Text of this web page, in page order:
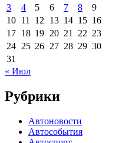
3
4 5 6 7 8
9
10 11 12 13 14 15 16
17 18 19 20 21 22 23
24 25 26 27 28 29 30
31
« Июл
Рубрики
Автоновости
Автособытия